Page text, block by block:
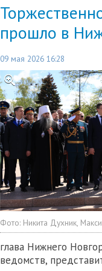
прошло в
09 мая 2026 16:28
Фото: Никита Духник,
глава Нижнего
ведомств,